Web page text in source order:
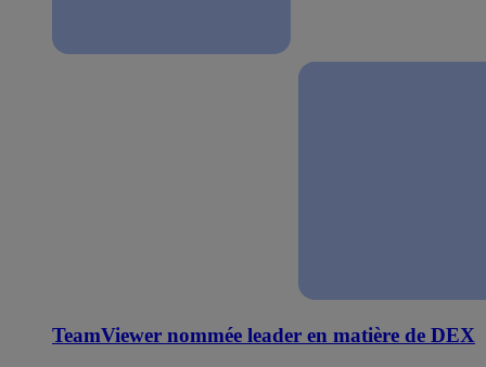
TeamViewer nommée leader en matière de DEX